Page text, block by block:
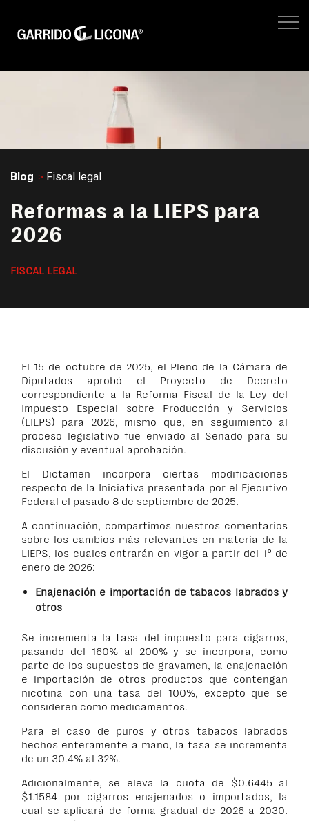
FISCAL LEGAL
No hay
Blog Fiscal legal
Reformas a la LIEPS para
2026
FISCAL LEGAL
El 15 de octubre de 2025, el Pleno de la Cámara de
Diputados aprobó el Proyecto de Decreto
correspondiente a la Reforma Fiscal de la Ley del
Impuesto Especial sobre Producción y Servicios
(LIEPS) para 2026, mismo que, en seguimiento al
proceso legislativo fue enviado al Senado para su
discusión y eventual aprobación.
El Dictamen incorpora ciertas modificaciones
respecto de la Iniciativa presentada por el Ejecutivo
Federal el pasado 8 de septiembre de 2025.
A continuación, compartimos nuestros comentarios
sobre los cambios más relevantes en materia de la
LIEPS, los cuales entrarán en vigor a partir del 1° de
enero de 2026:
Enajenación e importación de tabacos labrados y
otros
Se incrementa la tasa del impuesto para cigarros,
pasando del 160% al 200% y se incorpora, como
parte de los supuestos de gravamen, la enajenación
e importación de otros productos que contengan
nicotina con una tasa del 100%, excepto que se
consideren como medicamentos.
Para el caso de puros y otros tabacos labrados
hechos enteramente a mano, la tasa se incrementa
de un 30.4% al 32%.
Adicionalmente, se eleva la cuota de $0.6445 al
$1.1584 por cigarros enajenados o importados, la
cual se aplicará de forma gradual de 2026 a 2030.